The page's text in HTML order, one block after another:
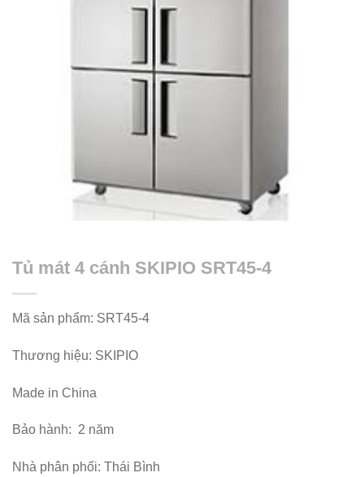
Tủ mát 4 cánh SKIPIO SRT45-4
Mã sản phẩm: SRT45-4
Thương hiệu: SKIPIO
Made in China
Bảo hành: 2 năm
Nhà phân phối: Thái Bình